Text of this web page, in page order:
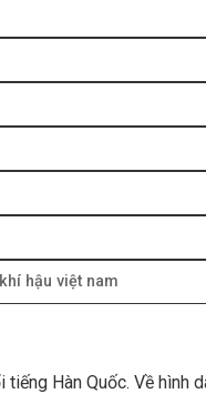
hậu việt nam
Hàn Quốc. Về hình